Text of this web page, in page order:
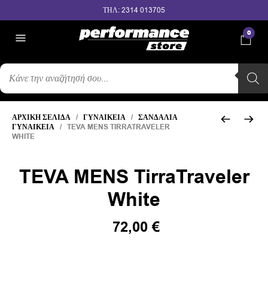
ΤΗΛ: 2314 013705
0
ΑΝΑΖΉΤΗΣΗ
ΠΡΟΪΌΝΤΩΝ
ΑΡΧΙΚΉ ΣΕΛΊΔΑ / ΓΥΝΑΙΚΕΊΑ / ΣΑΝΔΆΛΙΑ
ΓΥΝΑΙΚΕΊΑ / TEVA MENS TIRRATRAVELER
WHITE
TEVA MENS TirraTraveler
White
Original
72,00€Η